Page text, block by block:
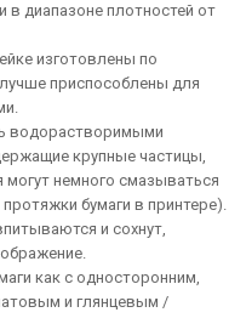
в диапазоне плотностей от
изготовлены по
лучше приспособлены для
водорастворимыми
крупные частицы,
немного смазываться
бумаги в принтере).
и сохнут,
как с односторонним,
и глянцевым /